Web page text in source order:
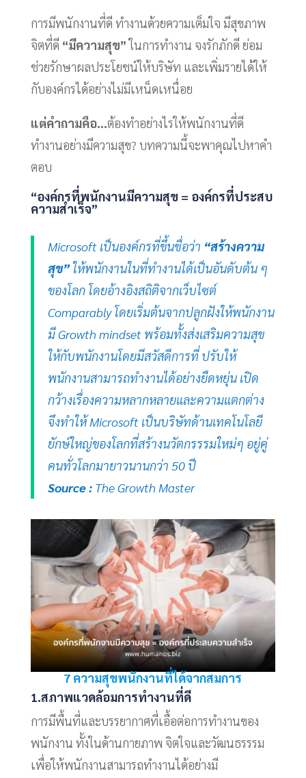
การมีพนักงานที่ดี ทำงานด้วยความเต็มใจ มีสุขภาพ
จิตที่ดี “มีความสุข”ในการทำงาน จงรักภักดี ย่อม
ช่วยรักษาผลประโยชน์ให้บริษัท และเพิ่มรายได้ให้
กับองค์กรได้อย่างไม่มีเหน็ดเหนื่อย
แต่คำถามคือ…ต้องทำอย่างไรให้พนักงานที่ดี
ทำงานอย่างมีความสุข? บทความนี้จะพาคุณไปหาคำ
ตอบ
“องค์กรที่พนักงานมีความสุข = องค์กรที่ประสบ
ความสำเร็จ”
Microsoft เป็นองค์กรที่ขึ้นชื่อว่า “สร้างความ
สุข”ให้พนักงานในที่ทำงานได้เป็นอันดับต้น ๆ
ของโลก โดยอ้างอิงสถิติจากเว็บไซต์
Comparably โดยเริ่มต้นจากปลูกฝังให้พนักงาน
มี Growth mindset พร้อมทั้งส่งเสริมความสุข
ให้กับพนักงานโดยมีสวัสดีการที่ ปรับให้
พนักงานสามารถทำงานได้อย่างยืดหยุ่น เปิด
กว้างเรื่องความหลากหลายและความแตกต่าง
จึงทำให้ Microsoft เป็นบริษัทด้านเทคโนโลยี
ยักษ์ใหญ่ของโลกที่สร้างนวัตกรรรมใหม่ๆ อยู่คู่
คนทั่วโลกมายาวนานกว่า 50 ปี
Source :The Growth Master
7 ความสุขพนักงานที่ได้จากสมการ
1.สภาพแวดล้อมการทำงานที่ดี
การมีพื้นที่และบรรยากาศที่เอื้อต่อการทำงานของ
พนักงาน ทั้งในด้านกายภาพ จิตใจและวัฒนธรรรม
เพื่อให้พนักงานสามารถทำงานได้อย่างมี